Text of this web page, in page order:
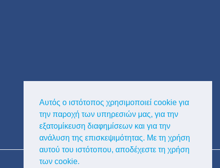
Αυτός ο ιστότοπος χρησιμοποιεί cookie για
την παροχή των υπηρεσιών μας, για την
εξατομίκευση διαφημίσεων και για την
ανάλυση της επισκεψιμότητας. Με τη χρήση
αυτού του ιστότοπου, αποδέχεστε τη χρήση
των cookie.
Copyright © Κυκλαδική Διαφημιστική